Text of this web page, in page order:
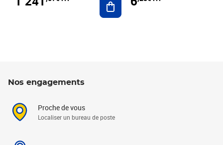
Nos engagements
Proche de vous
Localiser un bureau de poste